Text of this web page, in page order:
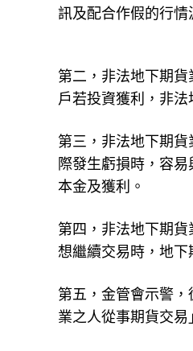
訊及配合作假的行情
第二，非法地下期
戶若投資獲利，非
第三，非法地下期
際發生虧損時，容
本金及獲利。
第四，非法地下期
想繼續交易時，地下
第五，金管會示警
業之人從事期貨交